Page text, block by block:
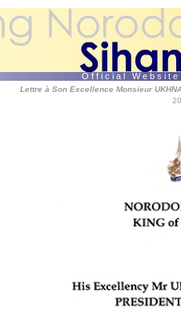
O f f i c i a l W e b s i t e
Lettre à Son Excellence Monsieur